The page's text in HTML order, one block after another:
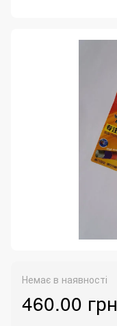
Немає в наявності
460.00 грн